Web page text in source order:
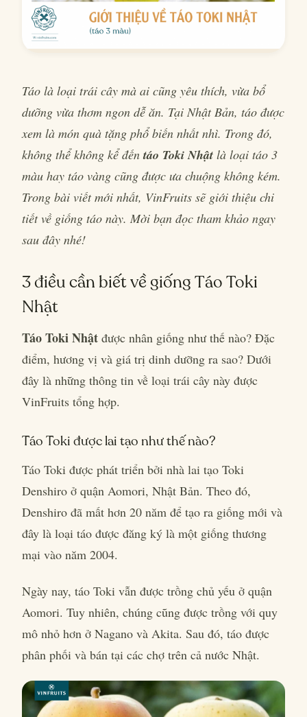
Táo là loại trái cây mà ai cũng yêu thích, vừa bổ
dưỡng vừa thơm ngon dễ ăn. Tại Nhật Bản, táo được
xem là món quà tặng phổ biến nhất nhì. Trong đó,
không thể không kể đếntáo Toki Nhật là loại táo 3
màu hay táo vàng cũng được ưa chuộng không kém.
Trong bài viết mới nhất, VinFruits sẽ giới thiệu chi
tiết về giống táo này. Mời bạn đọc tham khảo ngay
sau đây nhé!
3 điều cần biết về giống Táo Toki
Nhật
Táo Toki Nhật được nhân giống như thế nào? Đặc
điểm, hương vị và giá trị dinh dưỡng ra sao? Dưới
đây là những thông tin về loại trái cây này được
VinFruits tổng hợp.
Táo Toki được lai tạo như thế nào?
Táo Toki được phát triển bởi nhà lai tạo Toki
Denshiro ở quận Aomori, Nhật Bản. Theo đó,
Denshiro đã mất hơn 20 năm để tạo ra giống mới và
đây là loại táo được đăng ký là một giống thương
mại vào năm 2004.
Ngày nay, táo Toki vẫn được trồng chủ yếu ở quận
Aomori. Tuy nhiên, chúng cũng được trồng với quy
mô nhỏ hơn ở Nagano và Akita. Sau đó, táo được
phân phối và bán tại các chợ trên cả nước Nhật.